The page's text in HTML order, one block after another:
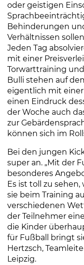
oder geistigen
Behinderungen
Verhältnissen
Jeden Tag
mit einer
Torwarttraining
Bulli stehen auf
eigentlich mit
einen Eindruck
der Woche auch
zur
können sich im
Bei den jungen
super an. „Mit der
besonderes
Es ist toll zu
sie beim Training
verschiedenen
der Teilnehmer
die Kinder
für Fußball bringt
Hertzsch,
Leipzig.